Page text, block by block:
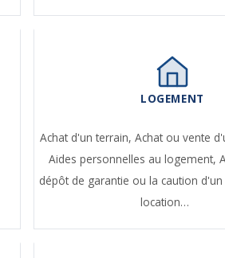
LOGEMENT
Achat d'un terrain, Achat ou vente
Aides personnelles au logement,
dépôt de garantie ou la caution
location…